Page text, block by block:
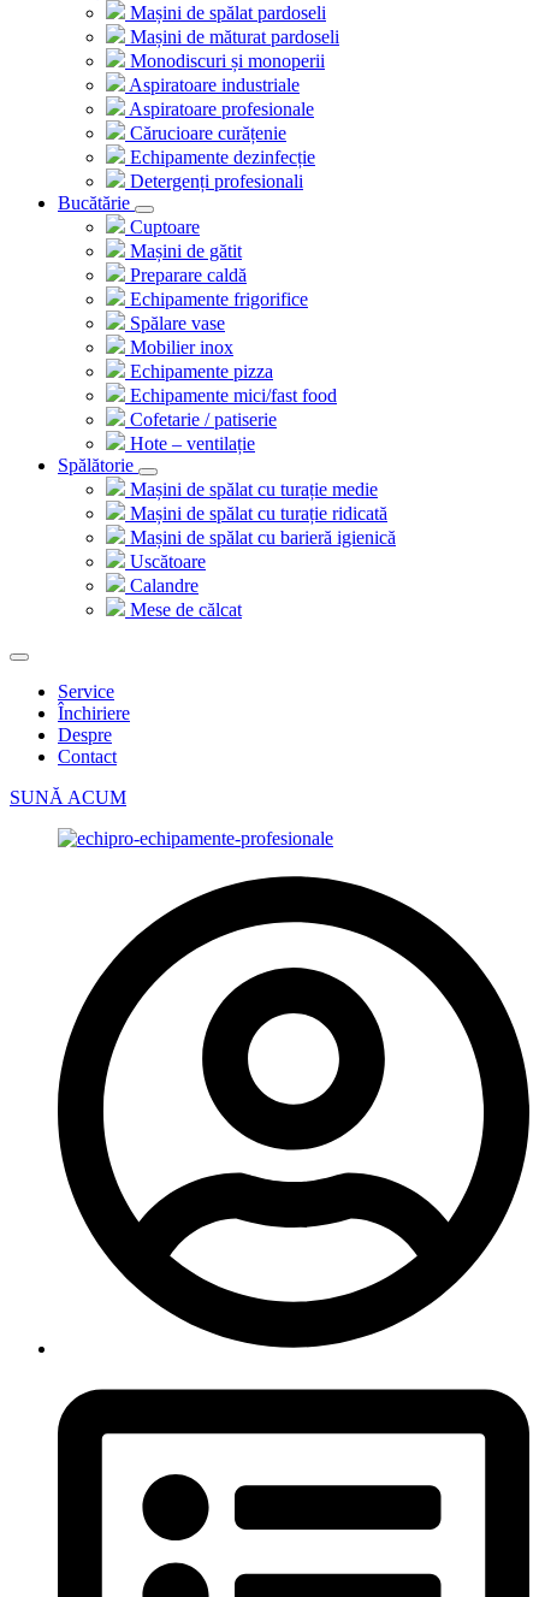
Mașini de spălat pardoseli
Mașini de măturat pardoseli
Monodiscuri și monoperii
Aspiratoare industriale
Aspiratoare profesionale
Cărucioare curățenie
Echipamente dezinfecție
Detergenți profesionali
Bucătărie
Cuptoare
Mașini de gătit
Preparare caldă
Echipamente frigorifice
Spălare vase
Mobilier inox
Echipamente pizza
Echipamente mici/fast food
Cofetarie / patiserie
Hote – ventilație
Spălătorie
Mașini de spălat cu turație medie
Mașini de spălat cu turație ridicată
Mașini de spălat cu barieră igienică
Uscătoare
Calandre
Mese de călcat
Service
Închiriere
Despre
Contact
SUNĂ ACUM